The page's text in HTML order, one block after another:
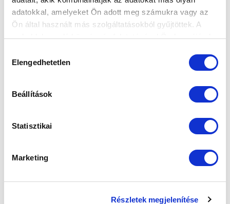
adatokkal, amelyeket Ön adott meg számukra vagy az
Ön által használt más szolgáltatásokból gyűjtöttek. A
weboldalon való böngészés folytatásával Ön hozzájárul a
kiválasztása
Elengedhetetlen
Beállítások
Statisztikai
Marketing
Részletek megjelenítése
FELIRATKOZOM